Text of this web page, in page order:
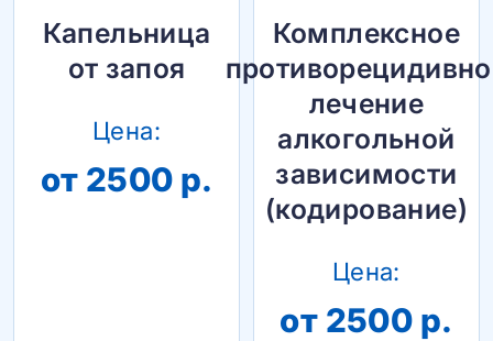
Капельница
от запоя
Цена:
от 2500 р.
Комплексное
лечение
алкогольной
зависимости
(кодирование)
Цена:
от 2500 р.